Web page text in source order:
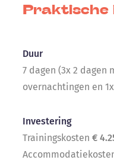
Praktische
Duur
7 dagen (3x 2 dagen
overnachtingen en
Investering
Trainingskosten €